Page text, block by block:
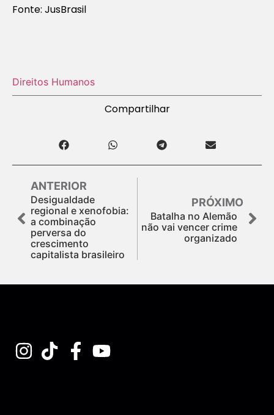
Fonte: JusBrasil
Direitos Humanos
Compartilhar
ANTERIOR
Desigualdade
regional e xenofobia:
a combinação
perversa do
crescimento
capitalista brasileiro
PRÓXIMO
Batalha no Alemão
não vai vencer crime
organizado